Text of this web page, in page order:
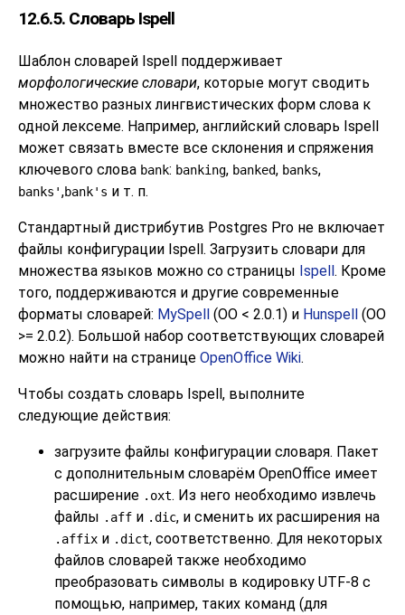
12.6.5. Словарь Ispell
Шаблон словарей Ispell поддерживает
морфологические словари, которые могут сводить
множество разных лингвистических форм слова к
одной лексеме. Например, английский словарь Ispell
может связать вместе все склонения и спряжения
ключевого слова bank: banking, banked, banks,
banks',bank's и т. п.
Стандартный дистрибутив Postgres Pro не включает
файлы конфигурации Ispell. Загрузить словари для
множества языков можно со страницы Ispell. Кроме
того, поддерживаются и другие современные
форматы словарей: MySpell (OO < 2.0.1) и Hunspell (OO
>= 2.0.2). Большой набор соответствующих словарей
можно найти на странице OpenOffice Wiki.
Чтобы создать словарь Ispell, выполните
следующие действия:
загрузите файлы конфигурации словаря. Пакет
с дополнительным словарём OpenOffice имеет
расширение .oxt. Из него необходимо извлечь
файлы .aff и .dic, и сменить их расширения на
.affix и .dict, соответственно. Для некоторых
файлов словарей также необходимо
преобразовать символы в кодировку UTF-8 с
помощью, например, таких команд (для